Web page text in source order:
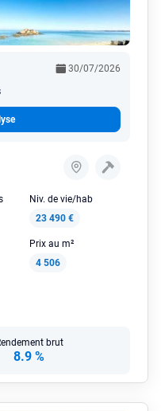
30/07/2026
Niv. de vie/hab
23 490 €
Prix au m²
4 506
brut
8.9 %